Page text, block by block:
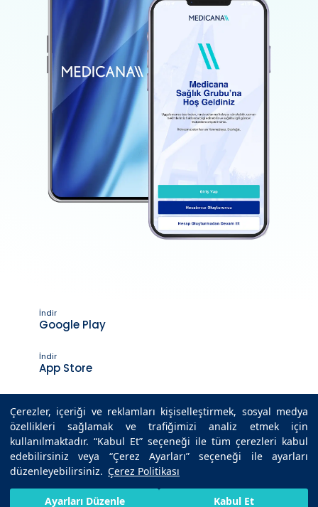
Çerezler, içeriği ve reklamları kişiselleştirmek, sosyal medya
özellikleri sağlamak ve trafiğimizi analiz etmek için
kullanılmaktadır. “Kabul Et” seçeneği ile tüm çerezleri kabul
edebilirsiniz veya “Çerez Ayarları” seçeneği ile ayarları
düzenleyebilirsiniz. Çerez Politikası
Ayarları Düzenle Kabul Et
İndir
Google Play
İndir
App Store
Son Güncelleme Tarihi : 01.02.2021 17:01
HIZLI RANDEVU AL BIZE ULAŞIN